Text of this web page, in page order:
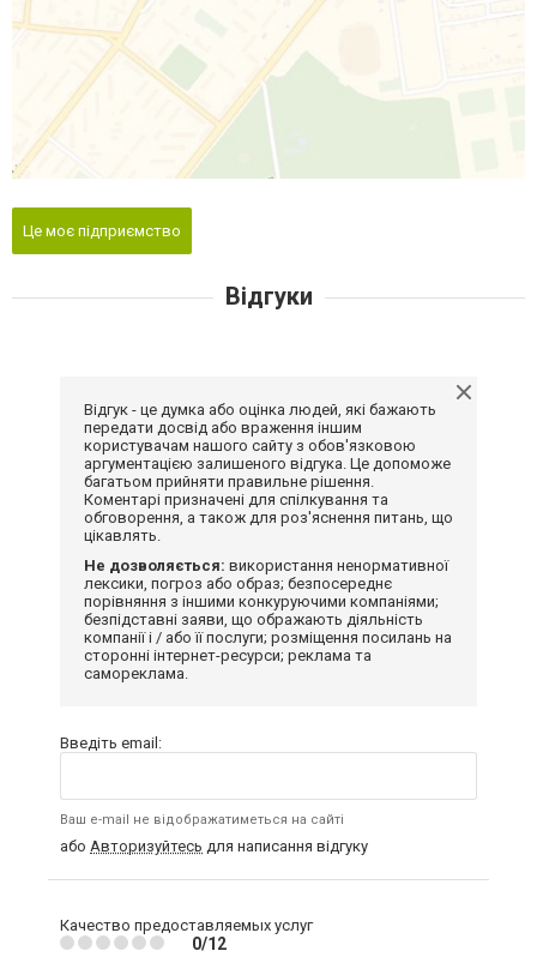
Це моє підприємство
Відгуки
Відгук - це думка або оцінка людей, які бажають
передати досвід або враження іншим
користувачам нашого сайту з обов'язковою
аргументацією залишеного відгука. Це допоможе
багатьом прийняти правильне рішення.
Коментарі призначені для спілкування та
обговорення, а також для роз'яснення питань, що
цікавлять.
Не дозволяється: використання ненормативної
лексики, погроз або образ; безпосереднє
порівняння з іншими конкуруючими компаніями;
безпідставні заяви, що ображають діяльність
компанії і / або її послуги; розміщення посилань на
сторонні інтернет-ресурси; реклама та
самореклама.
Введіть email:
Ваш e-mail не відображатиметься на сайті
або Авторизуйтесь для написання відгуку
Качество предоставляемых услуг
0/12